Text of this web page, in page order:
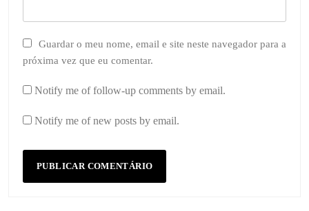
Guardar o meu nome, email e site neste navegador para a
próxima vez que eu comentar.
Notify me of follow-up comments by email.
Notify me of new posts by email.